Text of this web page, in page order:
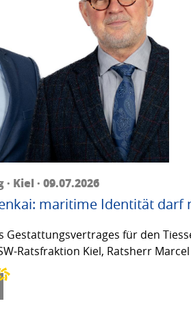
Kiel · 09.07.2026
maritime Identität darf
Gestattungsvertrages für den
Ratsfraktion Kiel, Ratsherr